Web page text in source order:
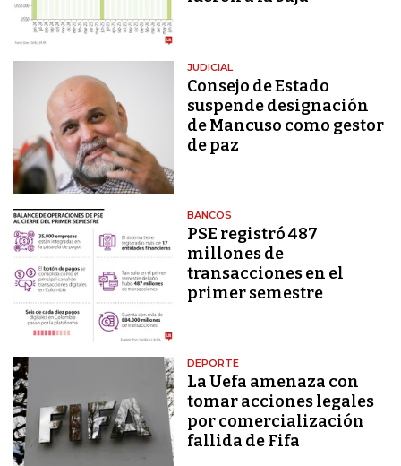
JUDICIAL
Consejo de Estado
suspende designación
de Mancuso como gestor
de paz
BANCOS
PSE registró 487
millones de
transacciones en el
primer semestre
DEPORTE
La Uefa amenaza con
tomar acciones legales
por comercialización
fallida de Fifa